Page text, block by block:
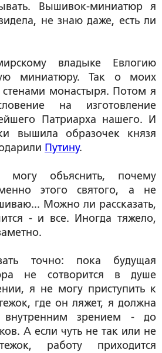
Вышивок-миниатюр я
не знаю даже, есть ли
владыке Евлогию
миниатюру. Так о моих
стенами монастыря. Потом я
на изготовление
Патриарха нашего. И
вышила образочек князя
Путину.
объяснить, почему
этого святого, а не
Можно ли рассказать,
- и все. Иногда тяжело,
точно: пока будущая
не сотворится в душе
я не могу приступить к
где он ляжет, я должна
внутренним зрением - до
А если чуть не так или не
работу приходится